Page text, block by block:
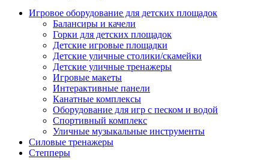
Игровое оборудование для детских площадок
Балансиры и качели
Горки для детских площадок
Детские игровые площадки
Детские уличные столики/скамейки
Детские уличные тренажеры
Игровые макеты
Интерактивные панели
Канатные комплексы
Оборудование для игр с песком и водой
Спортивный комплекс
Уличные музыкальные инструменты
Силовые тренажеры
Степперы